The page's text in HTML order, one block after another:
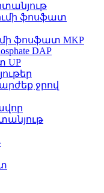
ֆոսֆատ
ֆոսֆատ MKP
DAP
UP
ջրով